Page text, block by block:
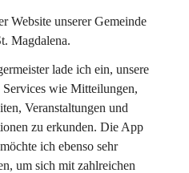
Website unserer Gemeinde
Magdalena.
lade ich ein, unsere
Services wie Mitteilungen,
Veranstaltungen und
zu erkunden. Die App
ich ebenso sehr
um sich mit zahlreichen